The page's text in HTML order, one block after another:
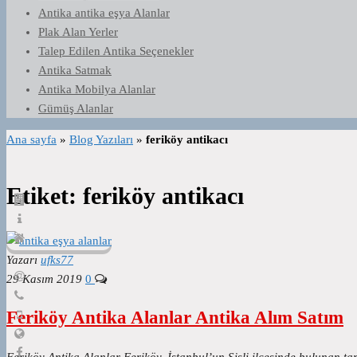
Antika antika eşya Alanlar
Plak Alan Yerler
Talep Edilen Antika Seçenekler
Antika Satmak
Antika Mobilya Alanlar
Gümüş Alanlar
Ana sayfa » Blog Yazıları » feriköy antikacı
Etiket: feriköy antikacı
Yazarı ufks77
29 Kasım 2019 0
Feriköy Antika Alanlar Antika Alım Satım